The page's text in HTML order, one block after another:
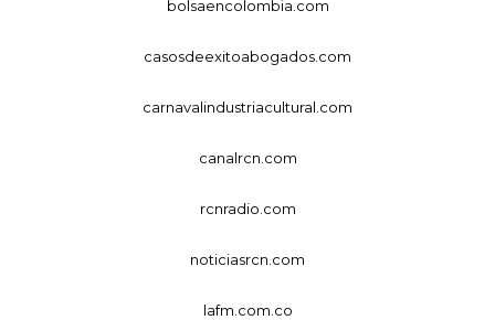
bolsaencolombia.com
casosdeexitoabogados.com
carnavalindustriacultural.com
canalrcn.com
rcnradio.com
noticiasrcn.com
lafm.com.co